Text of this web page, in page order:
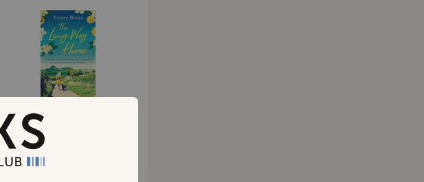
Normal price
19,09 GBP